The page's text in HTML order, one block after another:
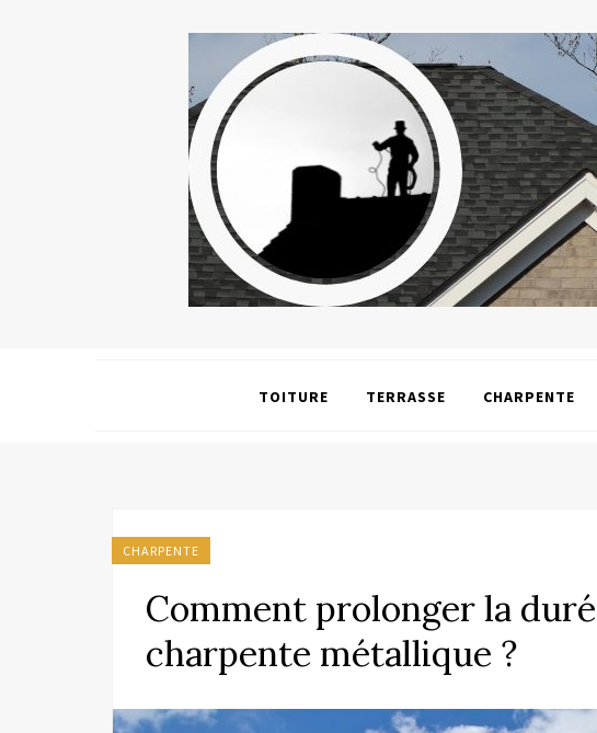
TOITURE TERRASSE CHARPENTE
CHARPENTE
Comment prolonger la
charpente métallique ?